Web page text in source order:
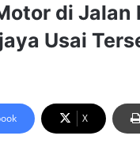
di Jalan
Usai
X